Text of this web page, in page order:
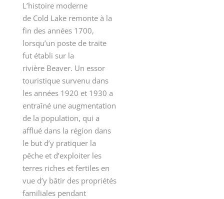
L’histoire moderne
de Cold Lake remonte à la
fin des années 1700,
lorsqu’un poste de traite
fut établi sur la
rivière Beaver. Un essor
touristique survenu dans
les années 1920 et 1930 a
entraîné une augmentation
de la population, qui a
afflué dans la région dans
le but d’y pratiquer la
pêche et d’exploiter les
terres riches et fertiles en
vue d’y bâtir des propriétés
familiales pendant